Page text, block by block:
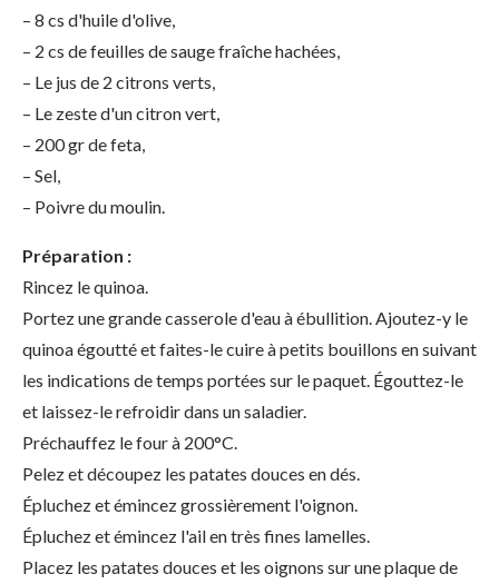
– 8 cs d'huile d'olive,
– 2 cs de feuilles de sauge fraîche hachées,
– Le jus de 2 citrons verts,
– Le zeste d'un citron vert,
– 200 gr de feta,
– Sel,
– Poivre du moulin.
Préparation :
Rincez le quinoa.
Portez une grande casserole d'eau à ébullition. Ajoutez-y le
quinoa égoutté et faites-le cuire à petits bouillons en suivant
les indications de temps portées sur le paquet. Égouttez-le
et laissez-le refroidir dans un saladier.
Préchauffez le four à 200°C.
Pelez et découpez les patates douces en dés.
Épluchez et émincez grossièrement l'oignon.
Épluchez et émincez l'ail en très fines lamelles.
Placez les patates douces et les oignons sur une plaque de